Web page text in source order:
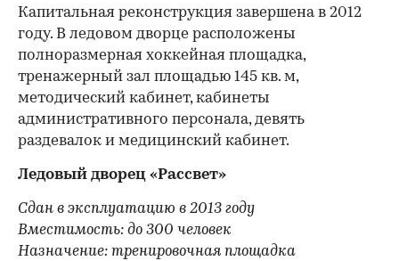
Капитальная реконструкция завершена в 2012
году. В ледовом дворце расположены
полноразмерная хоккейная площадка,
тренажерный зал площадью 145 кв. м,
методический кабинет, кабинеты
административного персонала, девять
раздевалок и медицинский кабинет.
Ледовый дворец «Рассвет»
Сдан в эксплуатацию в 2013 году
Вместимость: до 300 человек
Назначение: тренировочная площадка